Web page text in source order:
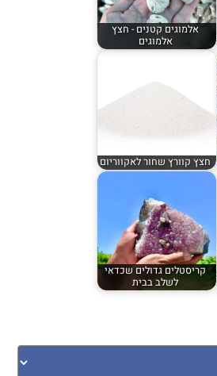
אלמוגים קטנים - חצץ
אלמוגים
חצץ קוורץ שחור לאקווריום
קריסטלים גדולים שכדאי
לשלב בבית